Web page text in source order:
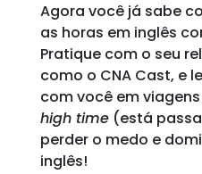
Agora você já sabe
as horas em inglês
Pratique com o seu
como o CNA Cast, e
com você em
high time(está
perder o medo e
inglês!